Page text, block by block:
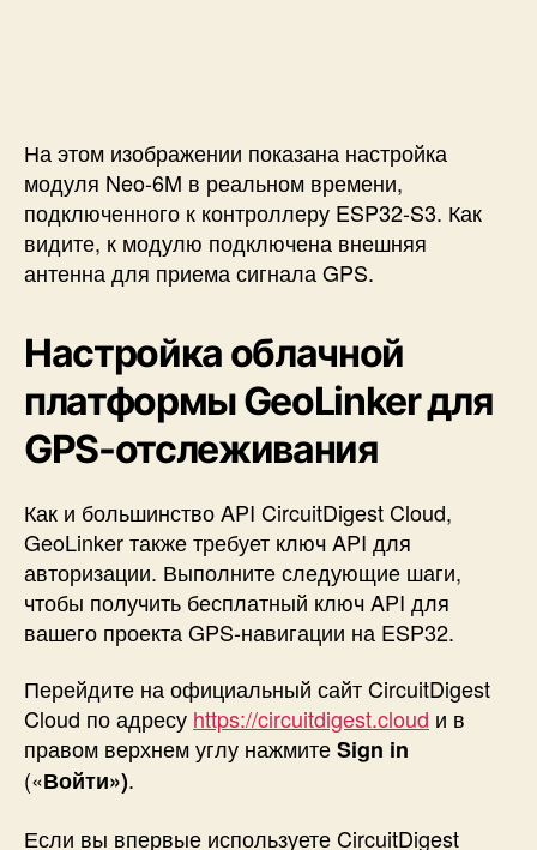
На этом изображении показана настройка
модуля Neo-6M в реальном времени,
подключенного к контроллеру ESP32-S3. Как
видите, к модулю подключена внешняя
антенна для приема сигнала GPS.
Настройка облачной
платформы GeoLinker для
GPS-отслеживания
Как и большинство API CircuitDigest Cloud,
GeoLinker также требует ключ API для
авторизации. Выполните следующие шаги,
чтобы получить бесплатный ключ API для
вашего проектаGPS-навигации на ESP32.
Перейдите на официальный сайт CircuitDigest
Cloud по адресу https://circuitdigest.cloud и в
правом верхнем углу нажмитеSign in
(«Войти»).
Если вы впервые используетеCircuitDigest